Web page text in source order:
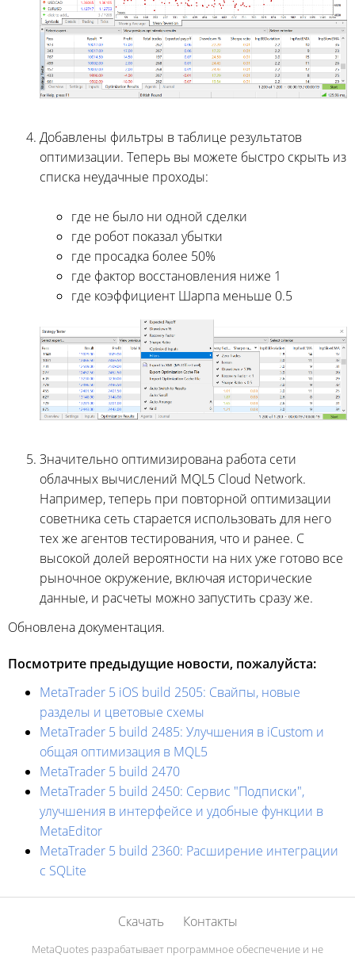
Добавлены фильтры в таблице результатов
оптимизации. Теперь вы можете быстро скрыть из
списка неудачные проходы:
где не было ни одной сделки
где робот показал убытки
где просадка более 50%
где фактор восстановления ниже 1
где коэффициент Шарпа меньше 0.5
Значительно оптимизирована работа сети
облачных вычислений MQL5 Cloud Network.
Например, теперь при повторной оптимизации
советника сеть старается использовать для него
тех же агентов тестирования, что и ранее. С
высокой долей вероятности на них уже готово все
рыночное окружение, включая исторические
данные, и расчеты можно запустить сразу же.
Обновлена документация.
Посмотрите предыдущие новости, пожалуйста:
MetaTrader 5 iOS build 2505: Свайпы, новые
разделы и цветовые схемы
MetaTrader 5 build 2485: Улучшения в iCustom и
общая оптимизация в MQL5
MetaTrader 5 build 2470
MetaTrader 5 build 2450: Сервис "Подписки",
улучшения в интерфейсе и удобные функции в
MetaEditor
MetaTrader 5 build 2360: Расширение интеграции
с SQLite
Скачать Контакты
MetaQuotes разрабатывает программное обеспечение и не